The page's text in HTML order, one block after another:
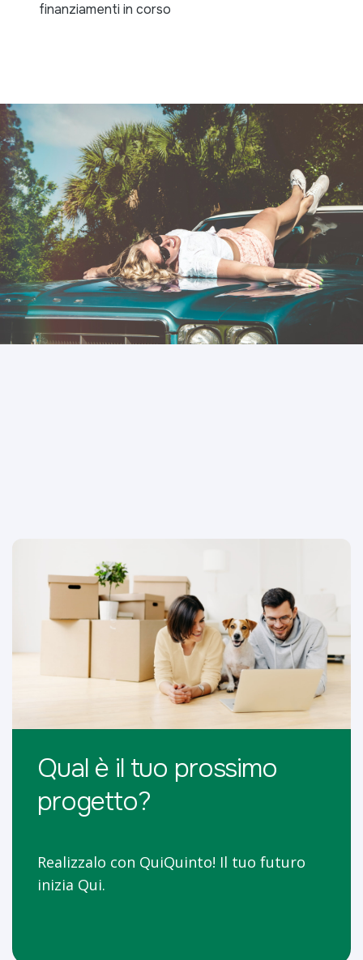
finanziamenti in corso
Qual è il tuo prossimo
progetto?
Realizzalo con QuiQuinto! Il tuo futuro
inizia Qui.